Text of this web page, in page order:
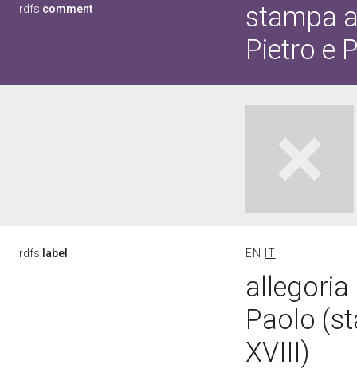
rdfs:comment
stampa
Pietro e
rdfs: label EN IT
allegoria
Paolo
XVIII)